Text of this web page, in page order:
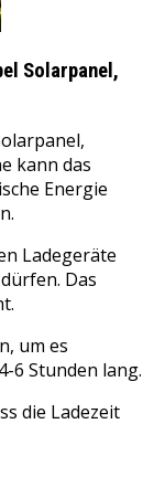
Solarpanel,
kann das
Energie
Ladegeräte
Das
um es
6 Stunden lang.
die Ladezeit